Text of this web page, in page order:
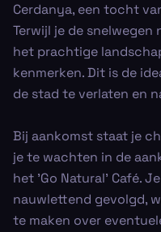
Cerdanya, een tocht
Terwijl je de snelwegen
het prachtige
kenmerken. Dit is de
de stad te verlaten en
Bij aankomst staat je
je te wachten in de
het 'Go Natural' Café.
nauwlettend gevolgd,
te maken over